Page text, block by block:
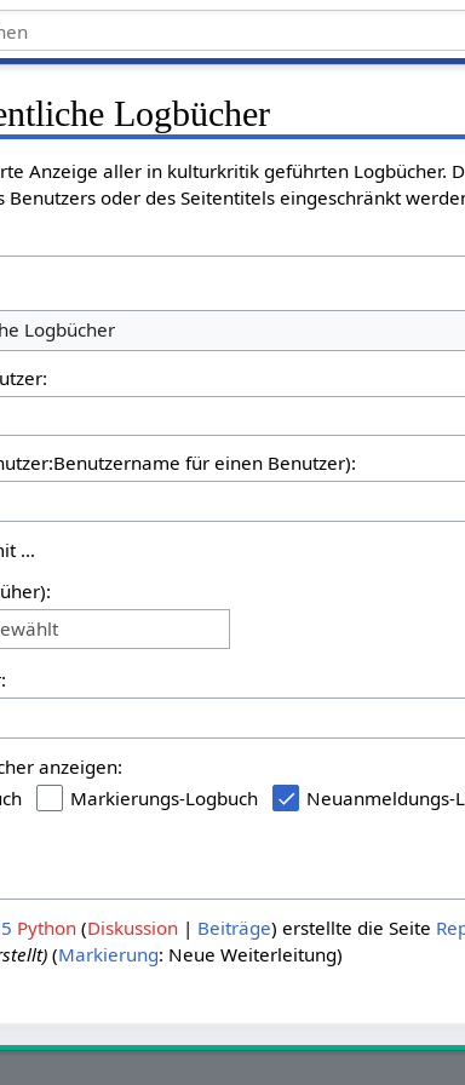
Logbücher
Anzeige aller in kulturkritik geführten Logbücher.
Benutzers oder des Seitentitels eingeschränkt
Logbücher
für einen Benutzer):
…
anzeigen:
Markierungs-Logbuch Neuanmeldungs-
Python Diskussion Beiträge erstellte die Seite
Markierung: Neue Weiterleitung